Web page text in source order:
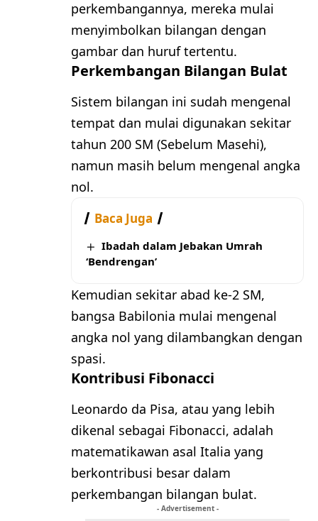
perkembangannya, mereka mulai
menyimbolkan bilangan dengan
gambar dan huruf tertentu.
Perkembangan Bilangan Bulat
Sistem bilangan ini sudah mengenal
tempat dan mulai digunakan sekitar
tahun 200 SM (Sebelum Masehi),
namun masih belum mengenal angka
nol.
Baca Juga
Ibadah dalam Jebakan Umrah
‘Bendrengan’
Kemudian sekitar abad ke-2 SM,
bangsa Babilonia mulai mengenal
angka nol yang dilambangkan dengan
spasi.
Kontribusi Fibonacci
Leonardo da Pisa, atau yang lebih
dikenal sebagai Fibonacci, adalah
matematikawan asal Italia yang
berkontribusi besar dalam
perkembangan bilangan bulat.
- Advertisement -